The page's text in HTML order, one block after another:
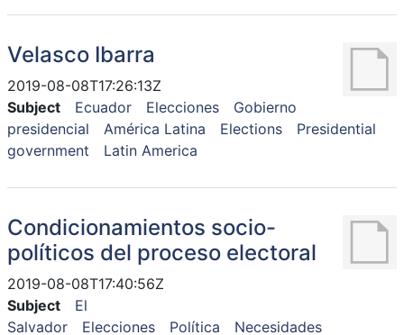
Velasco Ibarra
2019-08-08T17:26:13Z
Subject
Ecuador Elecciones
Gobierno
presidencial
América Latina Elections
Presidential
government
Latin America
Condicionamientos socio-
políticos del proceso electoral
2019-08-08T17:40:56Z
Subject
El
Salvador
Elecciones Política Necesidades